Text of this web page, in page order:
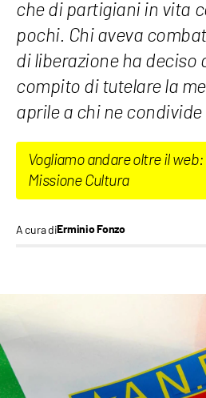
che di partigiani in vita
pochi. Chi aveva
di liberazione ha deciso
compito di tutelare la
aprile a chi ne
Vogliamo andare oltre il
Missione Cultura
A cura diErminio Fonzo